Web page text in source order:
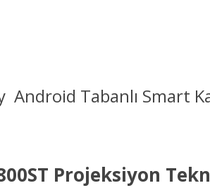
Android Tabanlı Smart
Projeksiyon